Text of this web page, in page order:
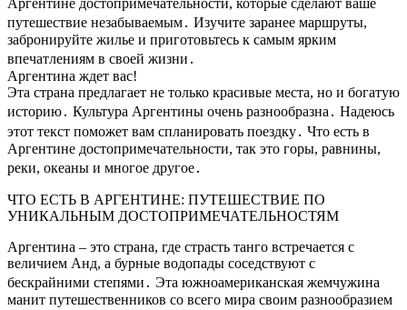
Аргентине достопримечательности, которые сделают ваше
путешествие незабываемым․ Изучите заранее маршруты,
забронируйте жилье и приготовьтесь к самым ярким
впечатлениям в своей жизни․
Аргентина ждет вас!
Эта страна предлагает не только красивые места, но и богатую
историю․ Культура Аргентины очень разнообразна․ Надеюсь
этот текст поможет вам спланировать поездку․ Что есть в
Аргентине достопримечательности, так это горы, равнины,
реки, океаны и многое другое․
ЧТО ЕСТЬ В АРГЕНТИНЕ: ПУТЕШЕСТВИЕ ПО
УНИКАЛЬНЫМ ДОСТОПРИМЕЧАТЕЛЬНОСТЯМ
Аргентина – это страна, где страсть танго встречается с
величием Анд, а бурные водопады соседствуют с
бескрайними степями․ Эта южноамериканская жемчужина
манит путешественников со всего мира своим разнообразием